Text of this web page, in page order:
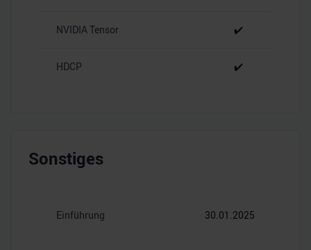
NVIDIA Tensor ✔️
HDCP ✔️
Sonstiges
Einführung 30.01.2025